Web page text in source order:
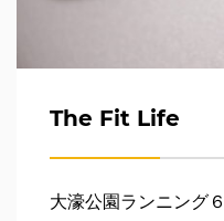
The Fit Life
大濠公園ランニング